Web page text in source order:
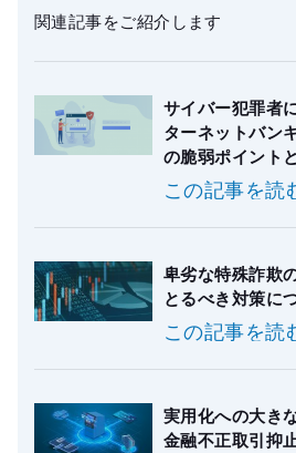
関連記事をご紹介します
サイバー犯罪者
ターネットバン
の脆弱ポイント
この記事を読
卑劣な特殊詐欺
とるべき対策に
この記事を読
実用化への大き
金融不正取引抑